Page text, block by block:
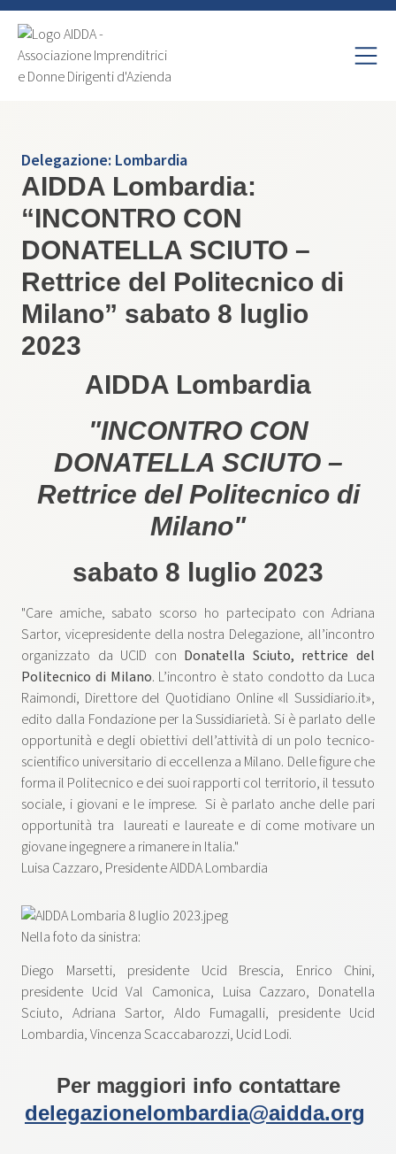
Delegazione: Lombardia
AIDDA Lombardia:
“INCONTRO CON
DONATELLA SCIUTO –
Rettrice del Politecnico di
Milano” sabato 8 luglio
2023
AIDDA Lombardia
"INCONTRO CON
DONATELLA SCIUTO –
Rettrice del Politecnico di
Milano"
sabato 8 luglio 2023
"Care amiche, sabato scorso ho partecipato con Adriana
Sartor, vicepresidente della nostra Delegazione, all’incontro
organizzato da UCID con Donatella Sciuto, rettrice del
Politecnico di Milano. L’incontro è stato condotto da Luca
Raimondi, Direttore del Quotidiano Online «Il Sussidiario.it»,
edito dalla Fondazione per la Sussidiarietà. Si è parlato delle
opportunità e degli obiettivi dell’attività di un polo tecnico-
scientifico universitario di eccellenza a Milano. Delle figure che
forma il Politecnico e dei suoi rapporti col territorio, il tessuto
sociale, i giovani e le imprese. Si è parlato anche delle pari
opportunità tra laureati e laureate e di come motivare un
giovane ingegnere a rimanere in Italia."
Luisa Cazzaro, Presidente AIDDA Lombardia
Nella foto da sinistra:
Diego Marsetti, presidente Ucid Brescia, Enrico Chini,
presidente Ucid Val Camonica, Luisa Cazzaro, Donatella
Sciuto, Adriana Sartor, Aldo Fumagalli, presidente Ucid
Lombardia, Vincenza Scaccabarozzi, Ucid Lodi.
Per maggiori info contattare
delegazionelombardia@aidda.org